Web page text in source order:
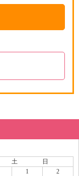
土
日
1
2